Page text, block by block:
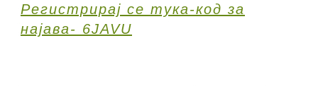
Регистрирај се тука-код за
најава- 6JAVU